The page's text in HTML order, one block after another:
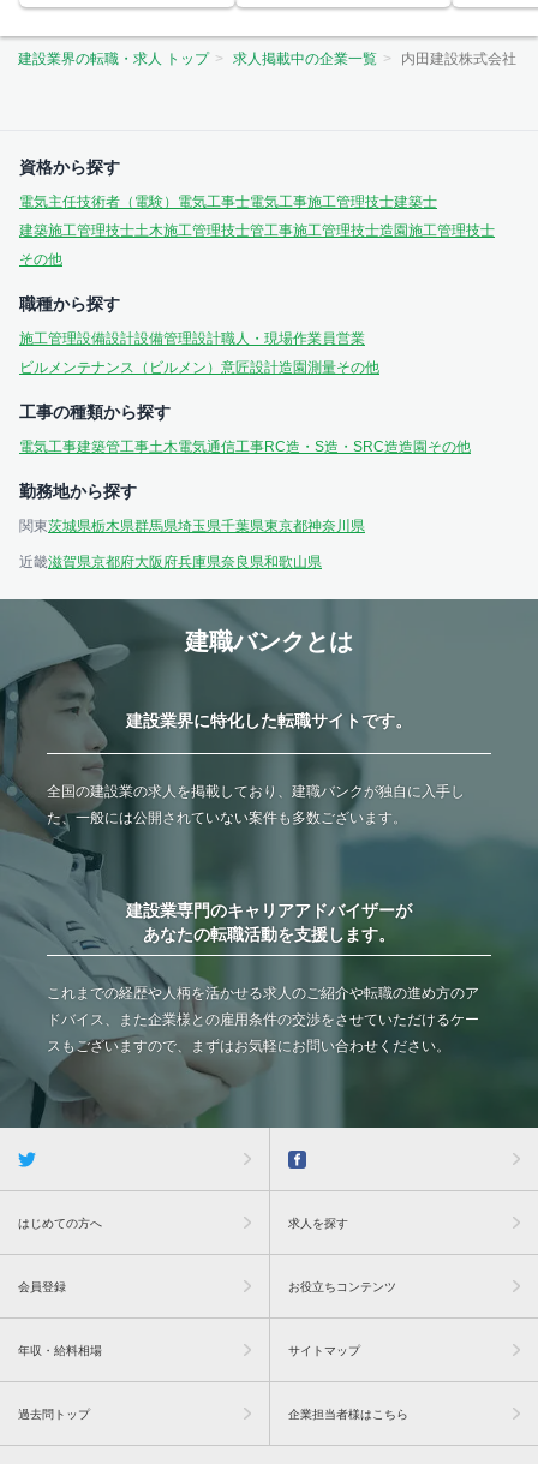
建設業界の転職・求人 トップ 求人掲載中の企業一覧 内田建設株式会社
資格から探す
電気主任技術者（電験） 電気工事士電気工事施工管理技士建築士
建築施工管理技士土木施工管理技士管工事施工管理技士造園施工管理技士
その他
職種から探す
施工管理設備設計設備管理設計職人・現場作業員営業
ビルメンテナンス（ビルメン） 意匠設計造園測量その他
工事の種類から探す
電気工事建築管工事土木電気通信工事RC造・S造・SRC造造園 その他
勤務地から探す
関東茨城県栃木県群馬県埼玉県千葉県東京都神奈川県
近畿滋賀県京都府大阪府兵庫県奈良県和歌山県
建職バンクとは
建設業界に特化した転職サイトです。
全国の建設業の求人を掲載しており、建職バンクが独自に入手し
た、一般には公開されていない案件も多数ございます。
建設業専門のキャリアアドバイザーが
あなたの転職活動を支援します。
これまでの経歴や人柄を活かせる求人のご紹介や転職の進め方のア
ドバイス、また企業様との雇用条件の交渉をさせていただけるケー
スもございますので、まずはお気軽にお問い合わせください。
はじめての方へ 求人を探す
会員登録 お役立ちコンテンツ
年収・給料相場 サイトマップ
過去問トップ 企業担当者様はこちら